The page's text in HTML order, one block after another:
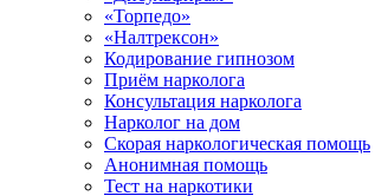
«Торпедо»
«Налтрексон»
Кодирование гипнозом
Приём нарколога
Консультация нарколога
Нарколог на дом
Скорая наркологическая помощь
Анонимная помощь
Тест на наркотики